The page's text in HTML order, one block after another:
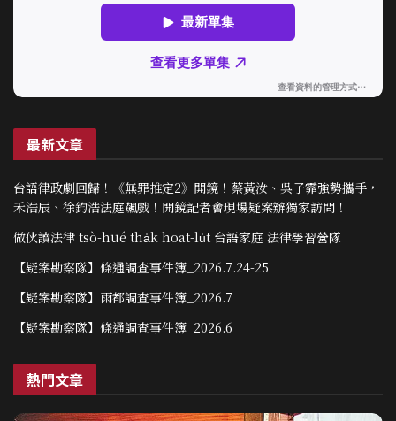
最新文章
台語律政劇回歸！《無罪推定2》開鏡！蔡黃汝、吳子霏強勢攜手，
禾浩辰、徐鈞浩法庭飆戲！開鏡記者會現場疑案辦獨家訪問！
做伙讀法律 tsò-hué tha̍k hoat-lu̍t 台語家庭 法律學習營隊
【疑案勘察隊】條通調查事件簿_2026.7.24-25
【疑案勘察隊】雨都調查事件簿_2026.7
【疑案勘察隊】條通調查事件簿_2026.6
熱門文章